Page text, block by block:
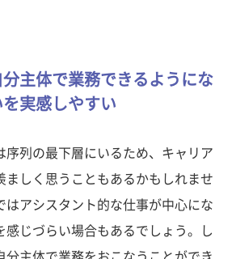
主体で業務できるようにな
実感しやすい
序列の最下層にいるため、キャリア
ましく思うこともあるかもしれませ
はアシスタント的な仕事が中心にな
感じづらい場合もあるでしょう。し